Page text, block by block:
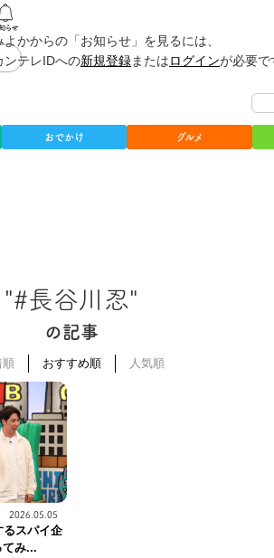
よかからの「お知らせ」を見るには、
ンテレIDへの新規登録またはログインが必要
おでかけ グルメ
"#長谷川忍"
の記事
順 おすすめ順 人気順
2026.05.05
るスパイ企
てみ...